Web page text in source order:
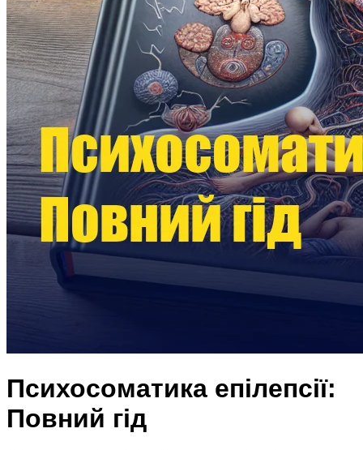
Психосоматика епілепсії:
Повний гід